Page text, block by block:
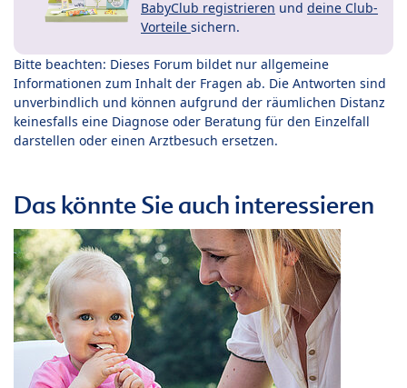
BabyClub registrieren und deine Club-
Vorteile sichern.
Bitte beachten: Dieses Forum bildet nur allgemeine
Informationen zum Inhalt der Fragen ab. Die Antworten sind
unverbindlich und können aufgrund der räumlichen Distanz
keinesfalls eine Diagnose oder Beratung für den Einzelfall
darstellen oder einen Arztbesuch ersetzen.
Das könnte Sie auch interessieren